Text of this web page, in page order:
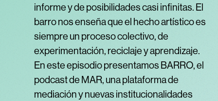
informe y de posibilidades casi infinitas. El
barro nos enseña que el hecho artístico es
siempre un proceso colectivo, de
experimentación, reciclaje y aprendizaje.
En este episodio presentamos BARRO, el
podcast de MAR, una plataforma de
mediación y nuevas institucionalidades